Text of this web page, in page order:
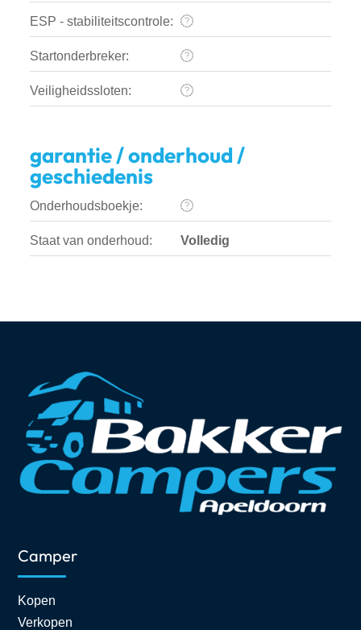
ESP - stabiliteitscontrole:
Startonderbreker:
Veiligheidssloten:
garantie / onderhoud /
geschiedenis
Onderhoudsboekje:
Staat van onderhoud: Volledig
Camper
Kopen
Verkopen